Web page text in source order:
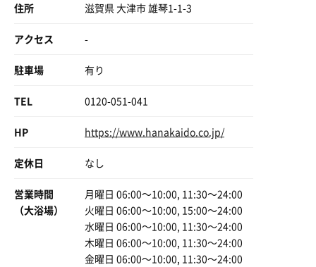
住所 滋賀県 大津市 雄琴1-1-3
アクセス -
駐車場 有り
TEL 0120-051-041
HP https://www.hanakaido.co.jp/
定休日 なし
営業時間
（大浴場）
月曜日 06:00〜10:00, 11:30〜24:00
火曜日 06:00〜10:00, 15:00〜24:00
水曜日 06:00〜10:00, 11:30〜24:00
木曜日 06:00〜10:00, 11:30〜24:00
金曜日 06:00〜10:00, 11:30〜24:00